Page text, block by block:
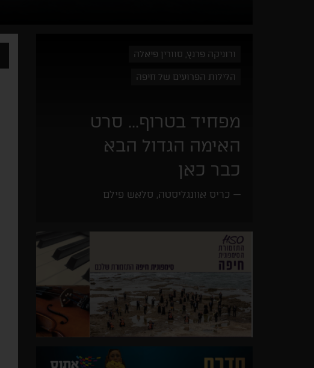
ורוניקה פרנץ, סוורין פיאלה
הלילות הפרועים של חיפה
מפחיד בטרוף... סרט
האימה הגדול הבא
כבר כאן
כריס אוונגליסטה, סלאש פילם